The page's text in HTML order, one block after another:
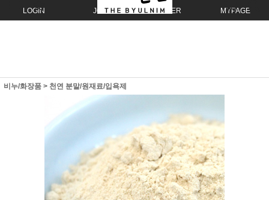
LOGIN JOIN ORDER MYPAGE
비누/화장품 > 천연 분말/원재료/입욕제